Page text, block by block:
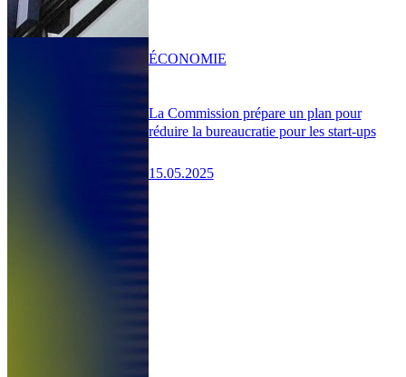
La Commission prépare un plan pour
réduire la bureaucratie pour les start-ups
15.05.2025
ÉCONOMIE